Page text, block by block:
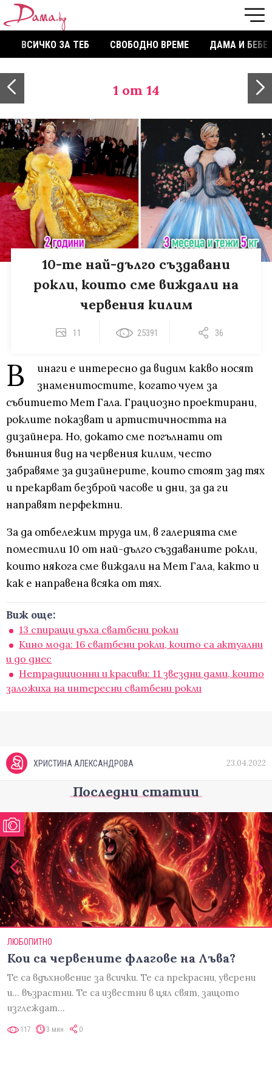
ВСИЧКО ЗА ТЕБ СВОБОДНО ВРЕМЕ ДАМА И БЕБЕ
1 от 14
10-те най-дълго създавани
рокли, които сме виждали на
червения килим
11 25391 36
В
инаги е интересно да видим какво носят
знаменитостите, когато чуем за
събитието Мет Гала. Грациозно проектирани,
роклите показват и артистичността на
дизайнера. Но, докато сме погълнати от
външния вид на червения килим, често
забравяме за дизайнерите, които стоят зад тях
и прекарват безброй часове и дни, за да ги
направят перфектни.
За да отбележим труда им, в галерията сме
поместили 10 от най-дълго създаваните рокли,
които някога сме виждали на Мет Гала, както и
как е направена всяка от тях.
Виж още:
13 спиращи дъха сватбени рокли
Кино мода: 16 сватбени рокли, които са актуални
и до днес
Нетрадиционни и красиви: 11 звездни дами, които
заложиха на интересни сватбени рокли
ХРИСТИНА АЛЕКСАНДРОВА 23.04.2022
Последни статии
ЛЮБОПИТНО
Кои са червените флагове на Лъва?
Те са вдъхновение за всички. Те са прекрасни, уверени
и... възрастни. Те са известни в цял свят, защото
изглеждат…
117 3 мин 0